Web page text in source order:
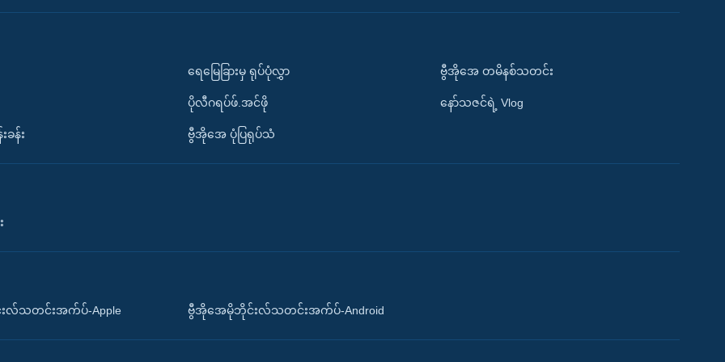
ခန်း
ရေမြေခြားမှ ရုပ်ပုံလွှာ
ပိုလီဂရပ်ဖ်.အင်ဖို
ဗွီအိုအေ ပုံပြရုပ်သံ
ဗွီအိုအေ တမိနစ်သတင်း
နော်သဇင်ရဲ့ Vlog
လ်သတင်းအက်ပ်-Apple ဗွီအိုအေမိုဘိုင်းလ်သတင်းအက်ပ်-Android